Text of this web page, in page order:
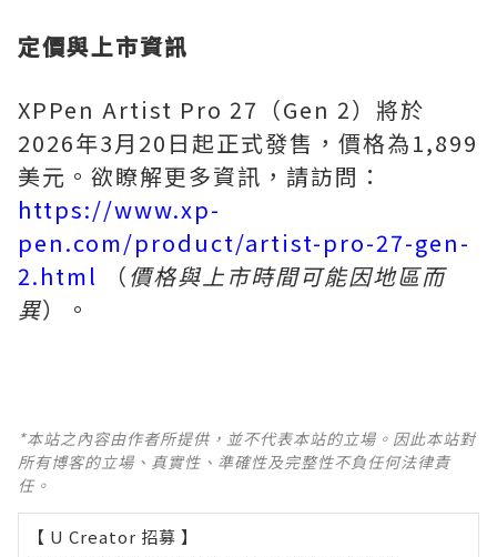
定價與上市資訊
XPPen Artist Pro 27（Gen 2）將於
2026年3月20日起正式發售，價格為1,899
美元。欲瞭解更多資訊，請訪問：
https://www.xp-
pen.com/product/artist-pro-27-gen-
2.html
（價格與上市時間可能因地區而
異）。
*本站之內容由作者所提供，並不代表本站的立場。因此本站對
所有博客的立場、真實性、準確性及完整性不負任何法律責
任。
【 U Creator 招募 】